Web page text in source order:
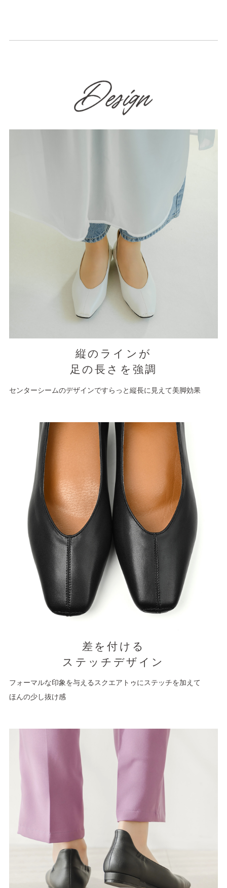
縦のラインが
足の長さを強調
センターシームのデザインですらっと縦長に見えて美脚効果
差を付ける
ステッチデザイン
フォーマルな印象を与えるスクエアトゥにステッチを加えて
ほんの少し抜け感